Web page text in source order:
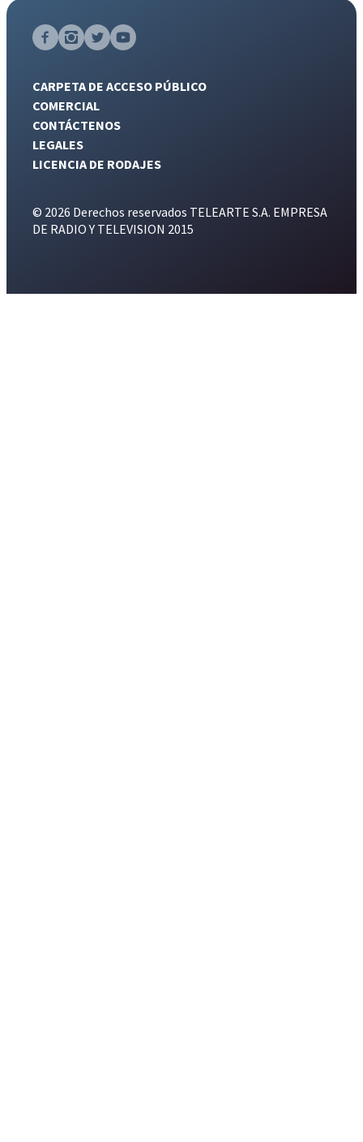
CARPETA DE ACCESO PÚBLICO
COMERCIAL
CONTÁCTENOS
LEGALES
LICENCIA DE RODAJES
© 2026 Derechos reservados TELEARTE S.A. EMPRESA
DE RADIO Y TELEVISION 2015